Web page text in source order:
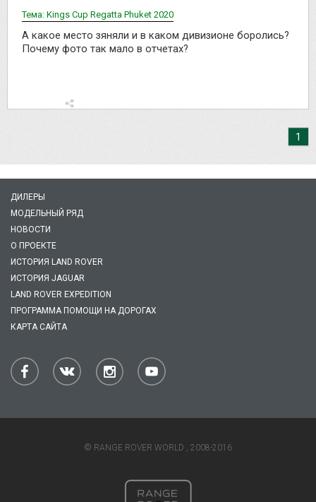
Тема: Kings Cup Regatta Phuket 2020
А какое место зяняли и в каком дивизионе боролись?
Почему фото так мало в отчетах?
1
ДИЛЕРЫ
МОДЕЛЬНЫЙ РЯД
НОВОСТИ
О ПРОЕКТЕ
ИСТОРИЯ LAND ROVER
ИСТОРИЯ JAGUAR
LAND ROVER EXPEDITION
ПРОГРАММА ПОМОЩИ НА ДОРОГАХ
КАРТА САЙТА
© RANGE ROVER WORLD , 2008-2016